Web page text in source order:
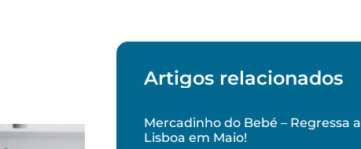
Artigos relacionados
Mercadinho do Bebé – Regressa a
Lisboa em Maio!